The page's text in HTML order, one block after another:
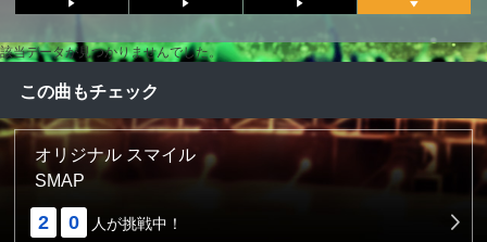
該当データが見つかりませんでした。
この曲もチェック
オリジナル スマイル
SMAP
2 0 人が挑戦中！